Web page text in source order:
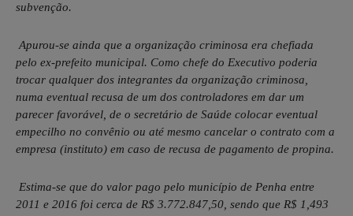
subvenção.
Apurou-se ainda que a organização criminosa era chefiada
pelo ex-prefeito municipal. Como chefe do Executivo poderia
trocar qualquer dos integrantes da organização criminosa,
numa eventual recusa de um dos controladores em dar um
parecer favorável, de o secretário de Saúde colocar eventual
empecilho no convênio ou até mesmo cancelar o contrato com a
empresa (instituto) em caso de recusa de pagamento de propina.
Estima-se que do valor pago pelo município de Penha entre
2011 e 2016 foi cerca de R$ 3.772.847,50, sendo que R$ 1,493